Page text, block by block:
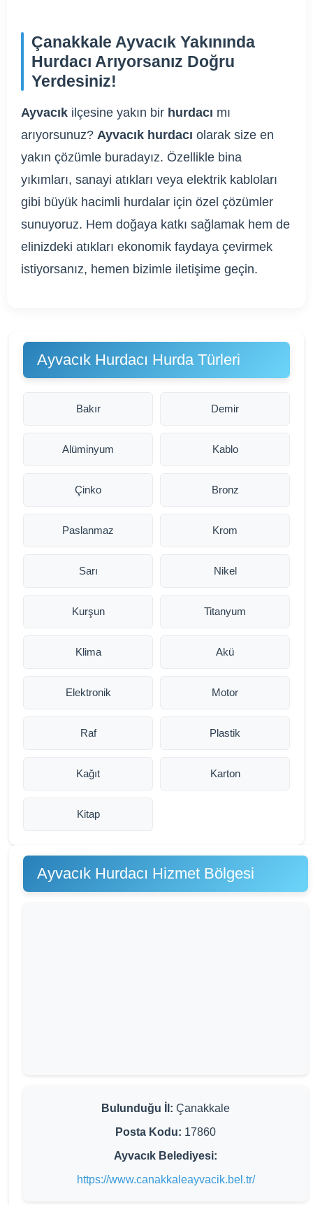
Çanakkale Ayvacık Yakınında
Hurdacı Arıyorsanız Doğru
Yerdesiniz!
Ayvacık ilçesine yakın bir hurdacı mı
arıyorsunuz? Ayvacık hurdacı olarak size en
yakın çözümle buradayız. Özellikle bina
yıkımları, sanayi atıkları veya elektrik kabloları
gibi büyük hacimli hurdalar için özel çözümler
sunuyoruz. Hem doğaya katkı sağlamak hem de
elinizdeki atıkları ekonomik faydaya çevirmek
istiyorsanız, hemen bizimle iletişime geçin.
Ayvacık Hurdacı Hurda Türleri
Bakır Demir
Alüminyum Kablo
Çinko Bronz
Paslanmaz Krom
Sarı Nikel
Kurşun Titanyum
Klima Akü
Elektronik Motor
Raf Plastik
Kağıt Karton
Kitap
Ayvacık Hurdacı Hizmet Bölgesi
Bulunduğu İl: Çanakkale
Posta Kodu: 17860
Ayvacık Belediyesi:
https://www.canakkaleayvacik.bel.tr/